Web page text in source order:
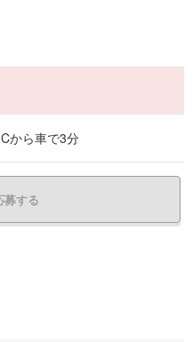
から車で3分
募する